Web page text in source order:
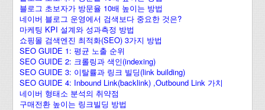
블로그 초보자가 방문율 10배 높이는 방법
네이버 블로그 운영에서 검색보다 중요한 것은?
마케팅 KPI 설계와 성과측정 방법
쇼핑몰 검색엔진 최적화(SEO) 3가지 방법
SEO GUIDE 1: 평균 노출 순위
SEO GUIDE 2: 크롤링과 색인(indexing)
SEO GUIDE 3: 이탈률과 링크 빌딩(link building)
SEO GUIDE 4: Inbound Link(backlink) ,Outbound Link 가치
네이버 형태소 분석의 취약점
구매전환 높이는 링크빌딩 방법